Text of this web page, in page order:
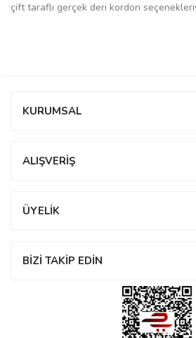
çift taraflı gerçek deri kordon
KURUMSAL
ALIŞVERİŞ
ÜYELİK
BİZİ TAKİP EDİN